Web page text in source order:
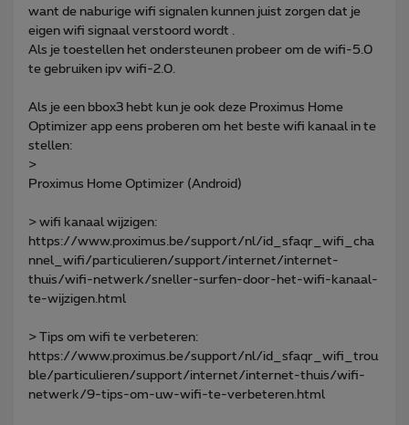
want de naburige wifi signalen kunnen juist zorgen dat je
eigen wifi signaal verstoord wordt .
Als je toestellen het ondersteunen probeer om de wifi-5.0
te gebruiken ipv wifi-2.0.
Als je een bbox3 hebt kun je ook deze Proximus Home
Optimizer app eens proberen om het beste wifi kanaal in te
stellen:
>
Proximus Home Optimizer (Android)
> wifi kanaal wijzigen:
https://www.proximus.be/support/nl/id_sfaqr_wifi_cha
nnel_wifi/particulieren/support/internet/internet-
thuis/wifi-netwerk/sneller-surfen-door-het-wifi-kanaal-
te-wijzigen.html
> Tips om wifi te verbeteren:
https://www.proximus.be/support/nl/id_sfaqr_wifi_trou
ble/particulieren/support/internet/internet-thuis/wifi-
netwerk/9-tips-om-uw-wifi-te-verbeteren.html